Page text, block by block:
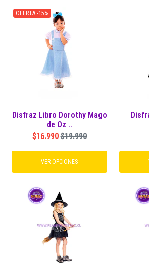
OFERTA -15%
Disfraz Libro Dorothy Mago
de Oz ..
$16.990 $19.990
VER OPCIONES